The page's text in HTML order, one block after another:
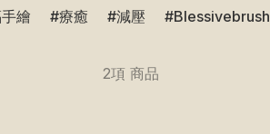
繪 療癒 減壓 Blessivebrush
2項 商品